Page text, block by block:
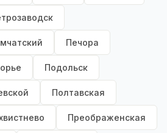
Печора
Подольск
Полтавская
Преображенская